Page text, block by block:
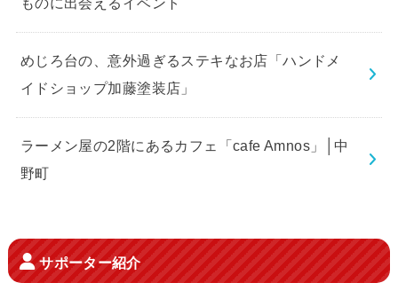
めじろ台の、意外過ぎるステキなお店「ハンドメ
イドショップ加藤塗装店」
ラーメン屋の2階にあるカフェ「cafe Amnos」│中
野町
サポーター紹介